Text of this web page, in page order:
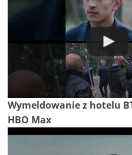
Wymeldowanie z hotelu
HBO Max